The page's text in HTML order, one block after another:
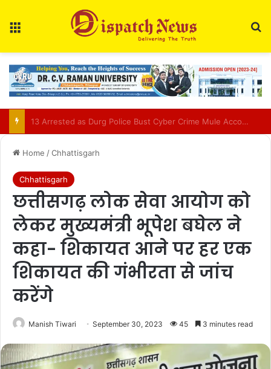
AIIMS Raipur to hold 3rd convocation on Sept 2; VP Radhakrishnan to attend
Home /Chhattisgarh
Chhattisgarh
छत्तीसगढ़ लोक सेवा आयोग को
लेकर मुख्यमंत्री भूपेश बघेल ने
कहा- शिकायत आने पर हर एक
शिकायत की गंभीरता से जांच
करेंगे
Manish Tiwari September 30, 2023 45 3 minutes read